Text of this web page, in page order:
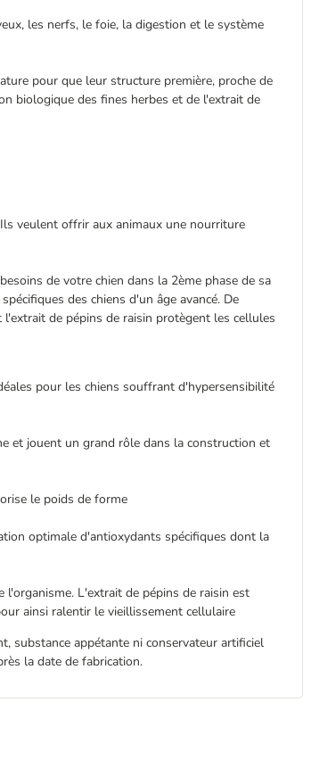
les nerfs, le foie, la digestion et le système
pour que leur structure première, proche de
biologique des fines herbes et de l'extrait de
veulent offrir aux animaux une nourriture
de votre chien dans la 2ème phase de sa
des chiens d'un âge avancé. De
de pépins de raisin protègent les cellules
pour les chiens souffrant d'hypersensibilité
et jouent un grand rôle dans la construction et
le poids de forme
optimale d'antioxydants spécifiques dont la
l'organisme. L'extrait de pépins de raisin est
ainsi ralentir le vieillissement cellulaire
substance appétante ni conservateur artificiel
la date de fabrication.